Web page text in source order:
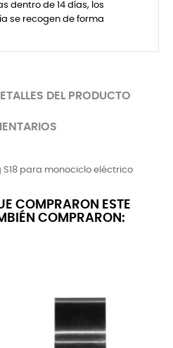
dentro de 14 días, los
se recogen de forma
DEL PRODUCTO
S18 para monociclo eléctrico
COMPRARON ESTE
COMPRARON: